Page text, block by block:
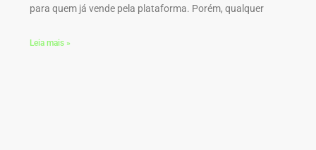
para quem já vende pela plataforma. Porém, qualquer
Leia mais »